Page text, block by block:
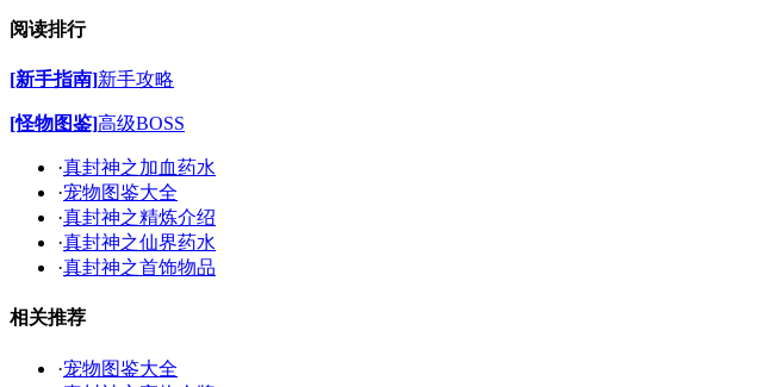
阅读排行
[新手指南]新手攻略
[怪物图鉴]高级BOSS
·真封神之加血药水
·宠物图鉴大全
·真封神之精炼介绍
·真封神之仙界药水
·真封神之首饰物品
相关推荐
·宠物图鉴大全